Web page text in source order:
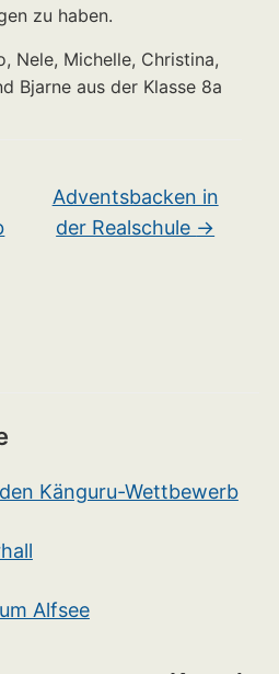
zu haben.
Nele, Michelle, Christina,
Bjarne aus der Klasse 8a
Adventsbacken in
der Realschule →
Känguru-Wettbewerb
Alfsee